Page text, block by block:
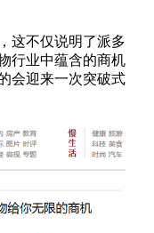
不仅说明了派多
行业中蕴含的商机
会迎来一次突破式